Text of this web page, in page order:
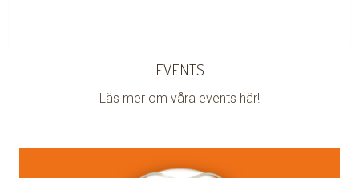
EVENTS
Läs mer om våra events här!